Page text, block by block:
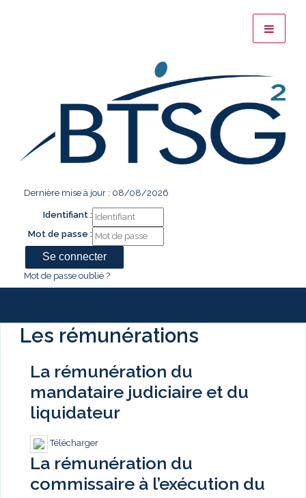
Dernière mise à jour : 08/08/2026
Identifiant :
Mot de passe :
Mot de passe oublié ?
Les rémunérations
La rémunération du
mandataire judiciaire et du
liquidateur
Télécharger
La rémunération du
commissaire à l’exécution du